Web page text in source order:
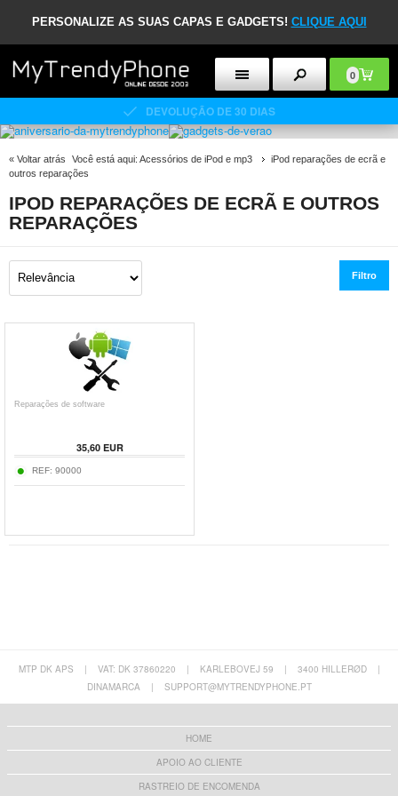
PERSONALIZE AS SUAS CAPAS E GADGETS! CLIQUE AQUI
0
DEVOLUÇÃO DE 30 DIAS
« Voltar atrás Você está aqui: Acessórios de iPod e mp3
iPod reparações de ecrã e
outros reparações
IPOD REPARAÇÕES DE ECRÃ E OUTROS
REPARAÇÕES
Filtro
Reparações de software
35,60 EUR
REF: 90000
MTP DK APS | VAT: DK 37860220 | KARLEBOVEJ 59 | 3400 HILLERØD
|
DINAMARCA
| SUPPORT@MYTRENDYPHONE.PT
HOME
APOIO AO CLIENTE
RASTREIO DE ENCOMENDA